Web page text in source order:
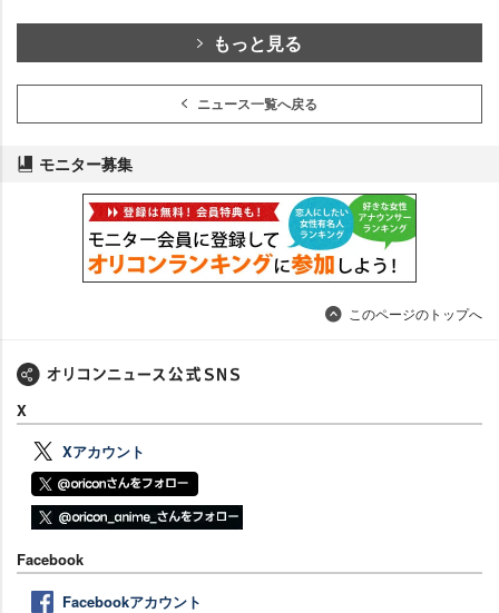
もっと見る
ニュース一覧へ戻る
モニター募集
このページのトップへ
X
Xアカウント
Facebook
Facebookアカウント